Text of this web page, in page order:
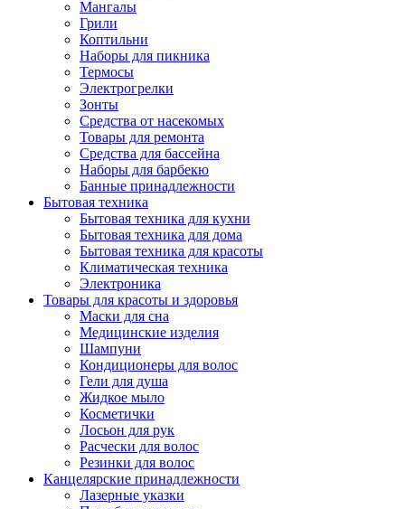
Мангалы
Грили
Коптильни
Наборы для пикника
Термосы
Электрогрелки
Зонты
Средства от насекомых
Товары для ремонта
Средства для бассейна
Наборы для барбекю
Банные принадлежности
Бытовая техника
Бытовая техника для кухни
Бытовая техника для дома
Бытовая техника для красоты
Климатическая техника
Электроника
Товары для красоты и здоровья
Маски для сна
Медицинские изделия
Шампуни
Кондиционеры для волос
Гели для душа
Жидкое мыло
Косметички
Лосьон для рук
Расчески для волос
Резинки для волос
Канцелярские принадлежности
Лазерные указки